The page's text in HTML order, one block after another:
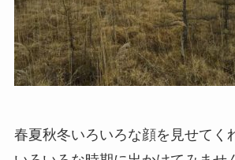
春夏秋冬いろいろな顔を見せてく